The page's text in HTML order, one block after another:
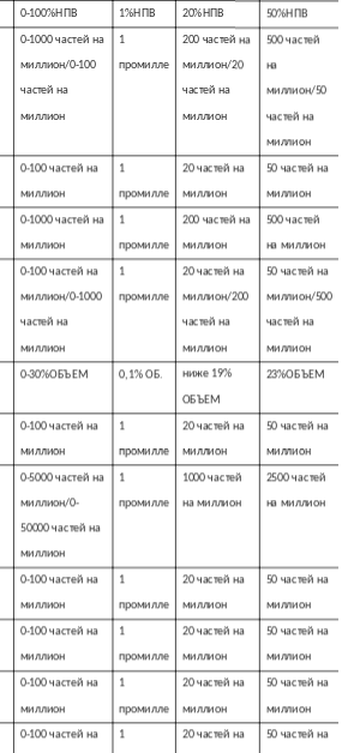
0-100%НПВ 1%НПВ 20%НПВ 50%НПВ
0-1000 частей на
миллион/0-100
частей на
миллион
1
промилле
200 частей на
миллион/20
частей на
миллион
500 частей
на
миллион/50
частей на
миллион
0-100 частей на
миллион
1
промилле
20 частей на
миллион
50 частей на
миллион
0-1000 частей на
миллион
1
промилле
200 частей на
миллион
500 частей
на миллион
0-100 частей на
миллион/0-1000
частей на
миллион
1
промилле
20 частей на
миллион/200
частей на
миллион
50 частей на
миллион/500
частей на
миллион
0-30%ОБЪЕМ 0,1% ОБ. ниже 19%
ОБЪЕМ
23%ОБЪЕМ
0-100 частей на
миллион
1
промилле
20 частей на
миллион
50 частей на
миллион
0-5000 частей на
миллион/0-
50000 частей на
миллион
1
промилле
1000 частей
на миллион
2500 частей
на миллион
0-100 частей на
миллион
1
промилле
20 частей на
миллион
50 частей на
миллион
0-100 частей на
миллион
1
промилле
20 частей на
миллион
50 частей на
миллион
0-100 частей на
миллион
1
промилле
20 частей на
миллион
50 частей на
миллион
0-100 частей на
1
20 частей на
50 частей на